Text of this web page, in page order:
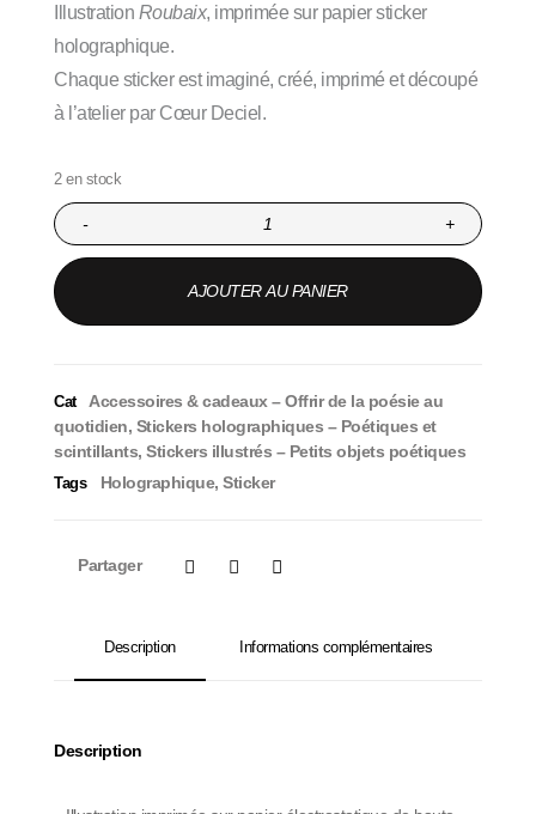
Illustration Roubaix, imprimée sur papier sticker
holographique.
Chaque sticker est imaginé, créé, imprimé et découpé
à l’atelier par Cœur Deciel.
2 en stock
+
-
AJOUTER AU PANIER
Cat
Accessoires & cadeaux – Offrir de la poésie au
quotidien, Stickers holographiques – Poétiques et
scintillants, Stickers illustrés – Petits objets poétiques
Tags Holographique, Sticker
Partager
Description Informations complémentaires
Description